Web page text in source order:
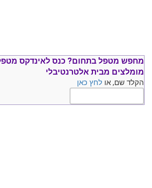
מחפש מטפל בתחום? כנס לאינדקס
מומלצים מבית אלטרנטיבלי
הקלד שם, או לחץ כאן